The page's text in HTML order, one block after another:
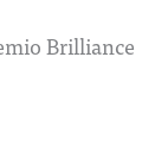
Brilliance